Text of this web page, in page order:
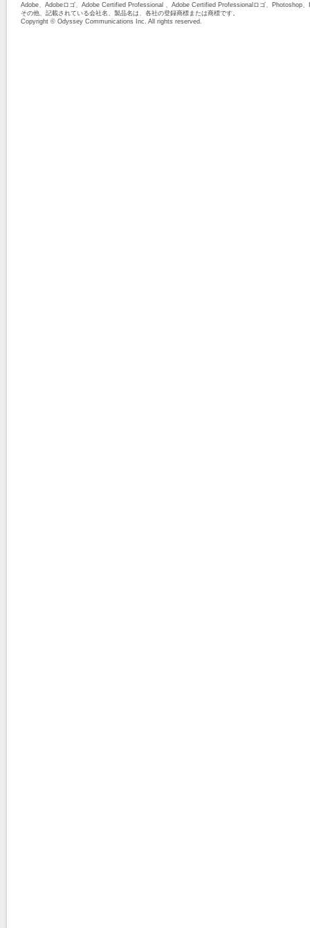
Adobe、Adobeロゴ、Adobe Certified Professional 、Adobe Certified Professionalロゴ、Photoshop
その他、記載されている会社名、製品名は、各社の登録商標または商標です。
Copyright © Odyssey Communications Inc. All rights reserved.